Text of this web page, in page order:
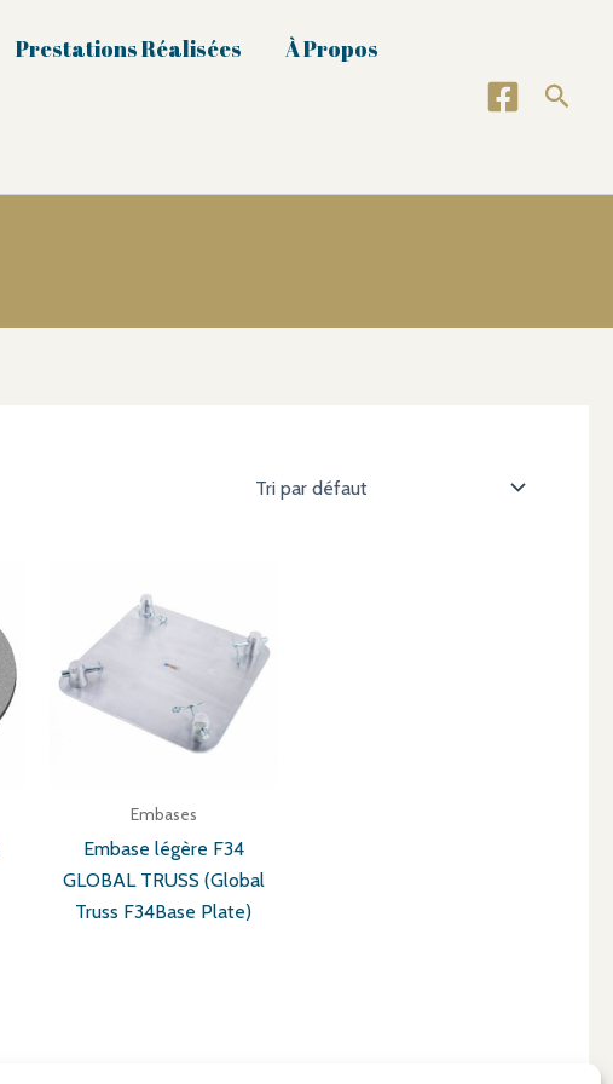
Prestations Réalisées À Propos
Embases
Embase légère F34
GLOBAL TRUSS (Global
Truss F34Base Plate)